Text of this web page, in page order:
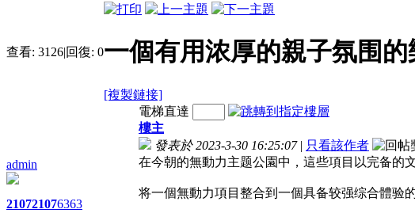
查看: 3126|回復: 0一個有用浓厚的親子氛围
[複製鏈接]
admin
210721076363
電梯直達
樓主
發表於 2023-3-30 16:25:07 | 只看該作者
在今朝的無動力主题公園中，這些項目以完备的
将一個無動力項目整合到一個具备较强综合體验